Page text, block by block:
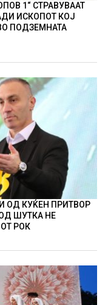
1“ СТРАВУВААТ
ИСКОПОТ КОЈ
ПОДЗЕМНАТА
ОД КУЌЕН ПРИТВОР
ШУТКА НЕ
РОК